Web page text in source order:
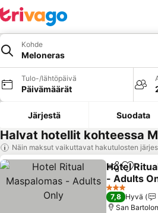
Kohde
Meloneras
Tulo-/lähtöpäivä
Päivämäärät
Järjestä Suodata
Halvat hotellit kohteessa
Näin maksut vaikuttavat hakutulosten
Jaa Lisää
Hotel
- Adults
Katso
3 Tähtiluokitus
7,8 Hyvä
San